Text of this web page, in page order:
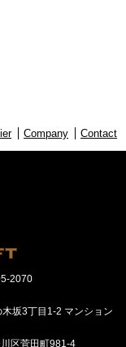
Company Contact
2070
坂3丁目1-2 マンション
区菅田町981-4